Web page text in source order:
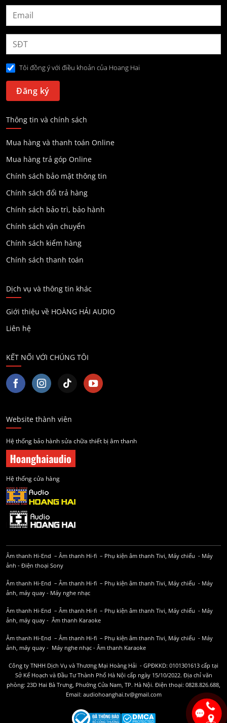
Tôi đồng ý với điều khoản của Hoang Hai
Thông tin và chính sách
Mua hàng và thanh toán Online
Mua hàng trả góp Online
Chính sách bảo mật thông tin
Chính sách đổi trả hàng
Chính sách bảo trì, bảo hành
Chính sách vận chuyển
Chính sách kiểm hàng
Chính sách thanh toán
Dịch vụ và thông tin khác
Giới thiệu về HOÀNG HẢI AUDIO
Liên hệ
KẾT NỐI VỚI CHÚNG TÔI
Website thành viên
Hệ thống bảo hành sửa chữa thiết bị âm thanh
Hệ thống cửa hàng
Âm thanh Hi-End – Âm thanh Hi-fi – Phụ kiện âm thanh Tivi, Máy chiếu - Máy
ảnh - Điện thoại Sony
Âm thanh Hi-End – Âm thanh Hi-fi – Phụ kiện âm thanh Tivi, Máy chiếu - Máy
ảnh, máy quay - Máy nghe nhạc
Âm thanh Hi-End – Âm thanh Hi-fi – Phụ kiện âm thanh Tivi, Máy chiếu - Máy
ảnh, máy quay - Âm thanh Karaoke
Âm thanh Hi-End – Âm thanh Hi-fi – Phụ kiện âm thanh Tivi, Máy chiếu - Máy
ảnh, máy quay - Máy nghe nhạc - Âm thanh Karaoke
Công ty TNHH Dịch Vụ và Thương Mại Hoàng Hải - GPĐKKD: 0101301613 cấp tại
Sở Kế Hoạch và Đầu Tư Thành Phố Hà Nội cấp ngày 15/10/2022. Địa chỉ văn
phòng: 23D Hai Bà Trưng, Phường Cửa Nam, TP. Hà Nội. Điện thoại: 0828.826.688,
Email: audiohoanghai.tv@gmail.com